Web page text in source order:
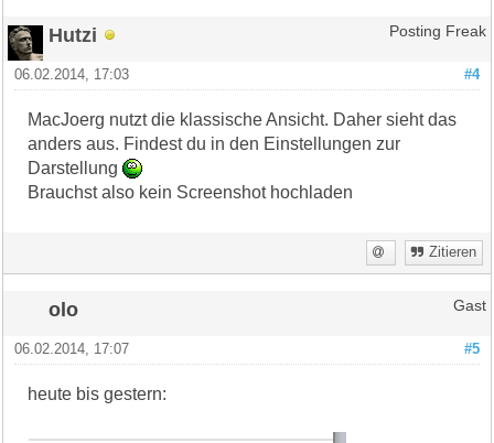
Hutzi Posting Freak
#4
06.02.2014, 17:03
MacJoerg nutzt die klassische Ansicht. Daher sieht das
anders aus. Findest du in den Einstellungen zur
Darstellung
Brauchst also kein Screenshot hochladen
Zitieren
olo Gast
#5
06.02.2014, 17:07
heute bis gestern: